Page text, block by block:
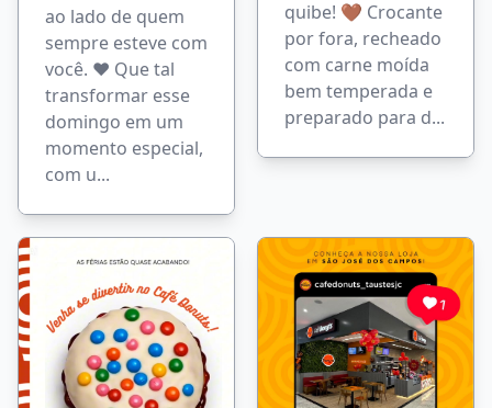
ao lado de quem
sempre esteve com
você. ❤️ Que tal
transformar esse
domingo em um
momento especial,
com u...
quibe! 🤎 Crocante
por fora, recheado
com carne moída
bem temperada e
preparado para d...